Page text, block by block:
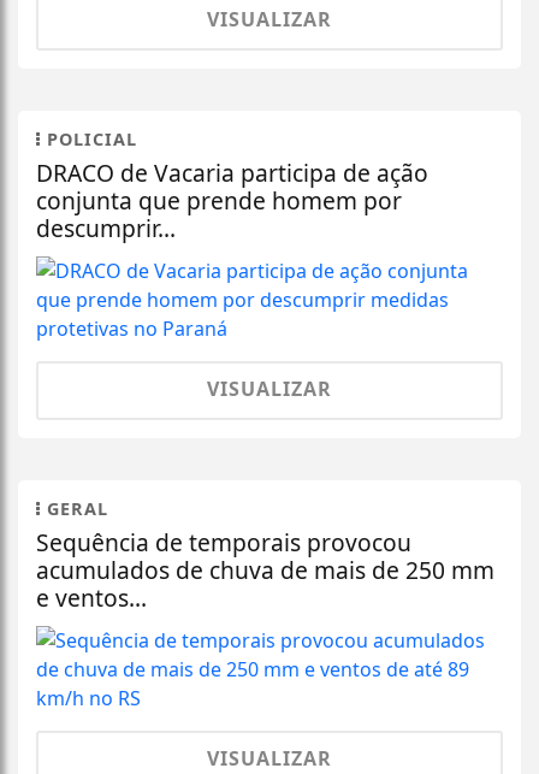
VISUALIZAR
POLICIAL
DRACO de Vacaria participa de ação
conjunta que prende homem por
descumprir...
VISUALIZAR
GERAL
Sequência de temporais provocou
acumulados de chuva de mais de 250 mm
e ventos...
VISUALIZAR